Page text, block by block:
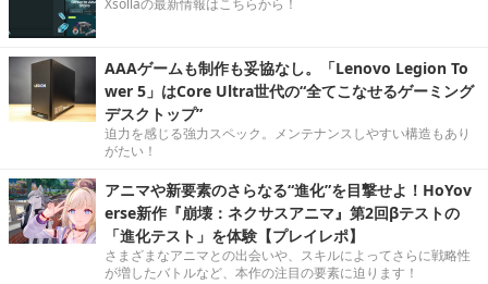
Xsollaの最新情報はこちらから！
AAAゲームも制作も妥協なし。「Lenovo Legion To
wer 5」はCore Ultra世代の“全てこなせるゲーミング
デスクトップ”
迫力を感じる強力スペック。メンテナンスしやすい構造もあり
がたい！
アニマや新要素のさらなる“進化”を目撃せよ！HoYov
erse新作『崩壊：ネクサスアニマ』第2回βテストの
「進化テスト」を体験【プレイレポ】
さまざまなアニマとの出会いや、スキルによってさらに戦略性
が増したバトルなど、本作の注目の要素に迫ります！